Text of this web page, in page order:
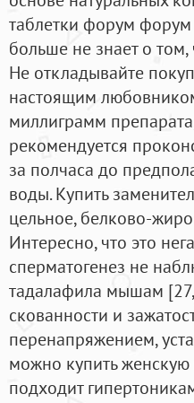
таблетки форум форум
больше не знает о
Не откладывайте
настоящим
миллиграмм
рекомендуется
за полчаса до
воды. Купить
цельное, белково-
Интересно, что это
сперматогенез не
тадалафила мышам
скованности и
перенапряжением,
можно купить женскую
подходит